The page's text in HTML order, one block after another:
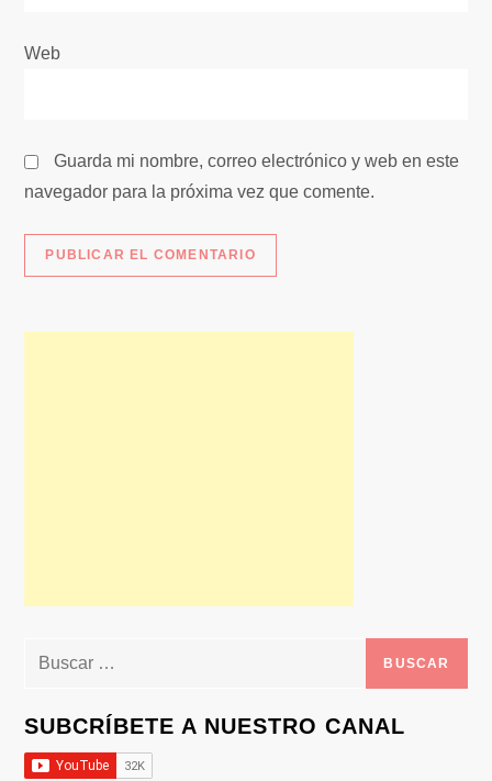
a
a
s
Web
Guarda mi nombre, correo electrónico y web en este
navegador para la próxima vez que comente.
Buscar:
SUBCRÍBETE A NUESTRO CANAL